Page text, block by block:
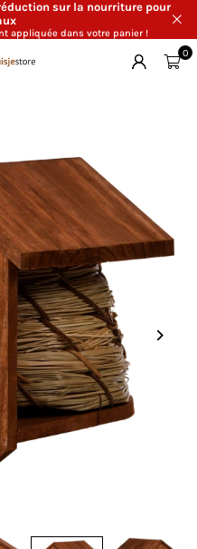
sur la nourriture pour
appliquée dans votre panier !
0